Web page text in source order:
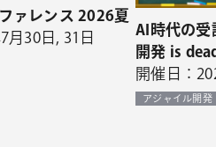
ァレンス 2026夏
月30日, 31日
AI時代の受
開発 is
開催日：
アジャイル開発